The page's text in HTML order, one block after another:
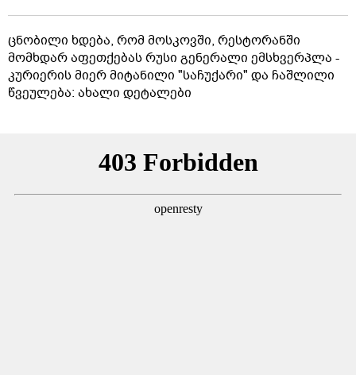
ცნობილი ხდება, რომ მოსკოვში, რესტორანში
მომხდარ აფეთქებას რუსი გენერალი ემსხვერპლა -
კურიერის მიერ მიტანილი "საჩუქარი" და ჩაშლილი
წვეულება: ახალი დეტალები